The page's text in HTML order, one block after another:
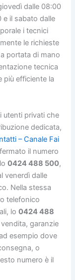
dalle 08:00
e il sabato dalle
i tecnici
le richieste
portata di mano
tecnica
più efficiente la
utenti privati che
dedicata,
– Canale Fai
il numero
lo0424 488 500,
venerdì dalle
Nella stessa
telefonico
lo0424 488
garanzie
esempio dove
o
numero è il